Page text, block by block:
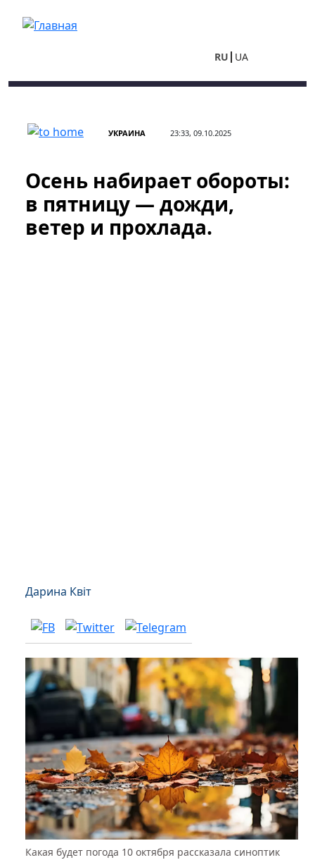
RU UA
УКРАИНА 23:33, 09.10.2025
Осень набирает обороты:
в пятницу — дожди,
ветер и прохлада.
Дарина Квіт
Какая будет погода 10 октября рассказала синоптик